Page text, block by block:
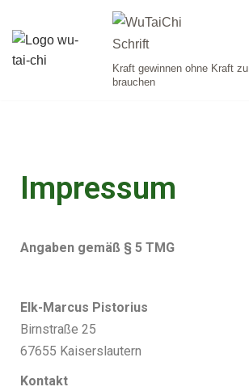
Zum
Inhalt
Kraft gewinnen ohne Kraft zu
brauchen
Impressum
Angaben gemäß § 5 TMG
Elk-Marcus Pistorius
Birnstraße 25
67655 Kaiserslautern
Kontakt